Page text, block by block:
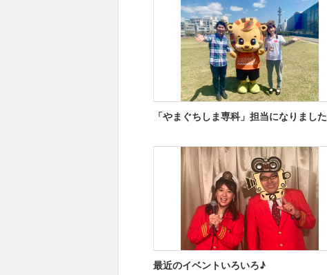
「やまぐちしま専科」担当になりました
最近のイベントいろいろ♪